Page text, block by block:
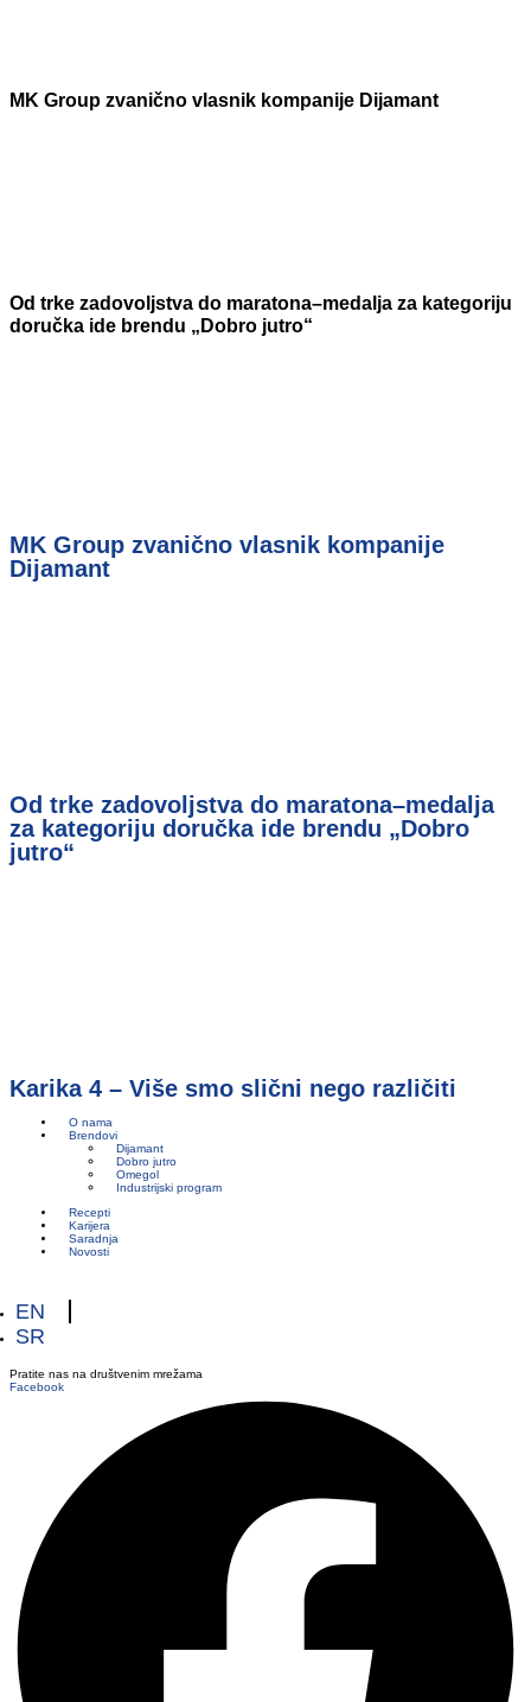
MK Group zvanično vlasnik kompanije Dijamant
Od trke zadovoljstva do maratona–medalja za kategoriju
doručka ide brendu „Dobro jutro“
MK Group zvanično vlasnik kompanije
Dijamant
Od trke zadovoljstva do maratona–medalja
za kategoriju doručka ide brendu „Dobro
jutro“
Karika 4 – Više smo slični nego različiti
O nama
Brendovi
Dijamant
Dobro jutro
Omegol
Industrijski program
Recepti
Karijera
Saradnja
Novosti
EN
SR
Pratite nas na društvenim mrežama
Facebook